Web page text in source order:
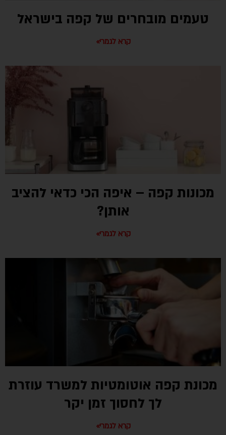
טעמים מובחרים של קפה בישראל
קרא לגמרי»
מכונות קפה – איפה הכי כדאי להציב
אותן?
קרא לגמרי»
מכונת קפה אוטומטיות למשרד עוזרת
לך לחסוך זמן יקר
קרא לגמרי»